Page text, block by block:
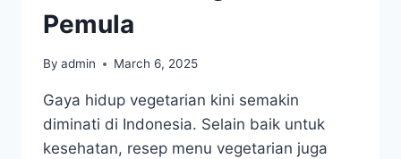
Pemula
By admin March 6, 2025
Gaya hidup vegetarian kini semakin
diminati di Indonesia. Selain baik untuk
kesehatan, resep menu vegetarian juga